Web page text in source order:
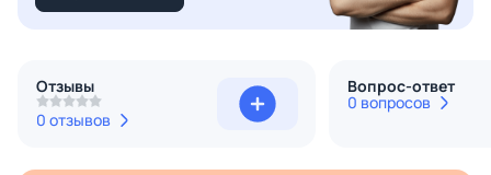
Отзывы
0 отзывов
Вопрос-ответ
0 вопросов